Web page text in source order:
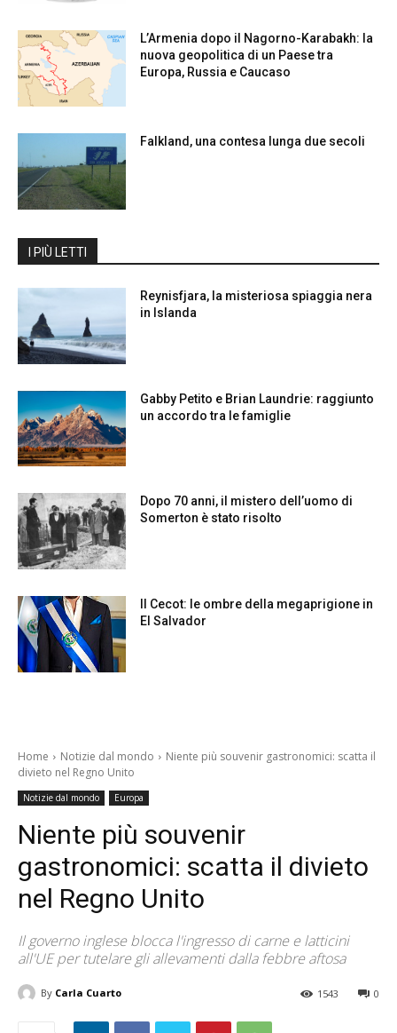
L’Armenia dopo il Nagorno-Karabakh: la
nuova geopolitica di un Paese tra
Europa, Russia e Caucaso
Falkland, una contesa lunga due secoli
I PIÙ LETTI
Reynisfjara, la misteriosa spiaggia nera
in Islanda
Gabby Petito e Brian Laundrie: raggiunto
un accordo tra le famiglie
Dopo 70 anni, il mistero dell’uomo di
Somerton è stato risolto
Il Cecot: le ombre della megaprigione in
El Salvador